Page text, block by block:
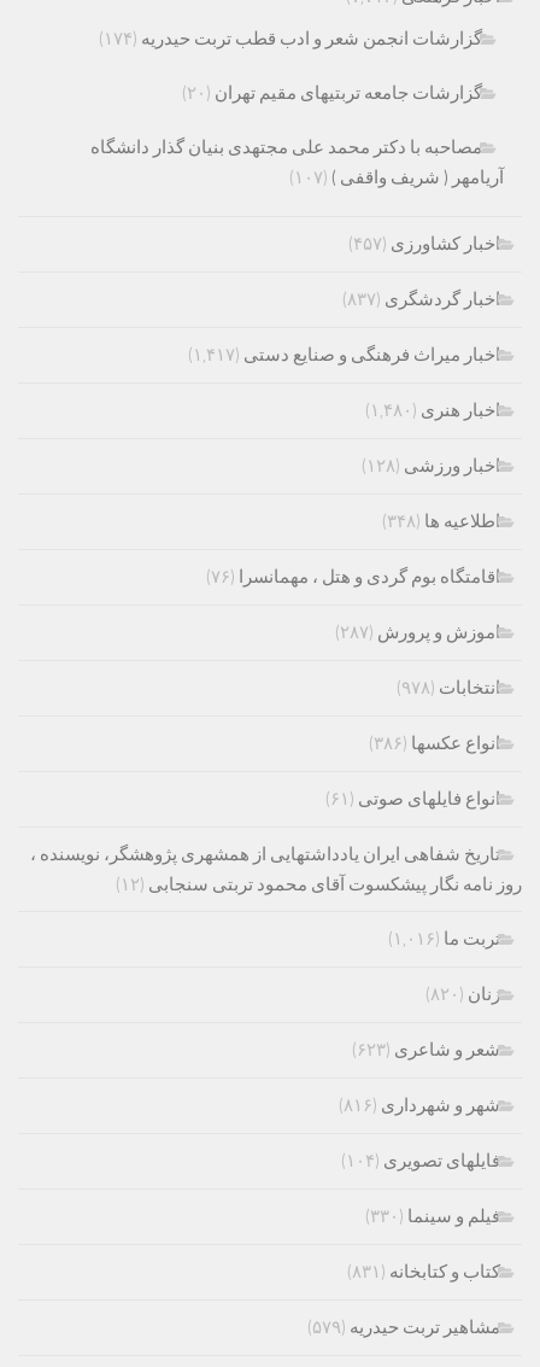
گزارشات انجمن شعر و ادب قطب تربت حیدریه (۱۷۴)
گزارشات جامعه تربتیهای مقیم تهران (۲۰)
مصاحبه با دکتر محمد علی مجتهدی بنیان گذار دانشگاه
آریامهر ( شریف واقفی ) (۱۰۷)
اخبار کشاورزی (۴۵۷)
اخبار گردشگری (۸۳۷)
اخبار میراث فرهنگی و صنایع دستی (۱,۴۱۷)
اخبار هنری (۱,۴۸۰)
اخبار ورزشی (۱۲۸)
اطلاعیه ها (۳۴۸)
اقامتگاه بوم گردی و هتل ، مهمانسرا (۷۶)
اموزش و پرورش (۲۸۷)
انتخابات (۹۷۸)
انواع عکسها (۳۸۶)
انواع فایلهای صوتی (۶۱)
تاریخ شفاهی ایران یادداشتهایی از همشهری پژوهشگر، نویسنده ،
روز نامه نگار پیشکسوت آقای محمود تربتی سنجابی (۱۲)
تربت ما (۱,۰۱۶)
زنان (۸۲۰)
شعر و شاعری (۶۲۳)
شهر و شهرداری (۸۱۶)
فایلهای تصویری (۱۰۴)
فیلم و سینما (۳۳۰)
کتاب و کتابخانه (۸۳۱)
مشاهیر تربت حیدریه (۵۷۹)